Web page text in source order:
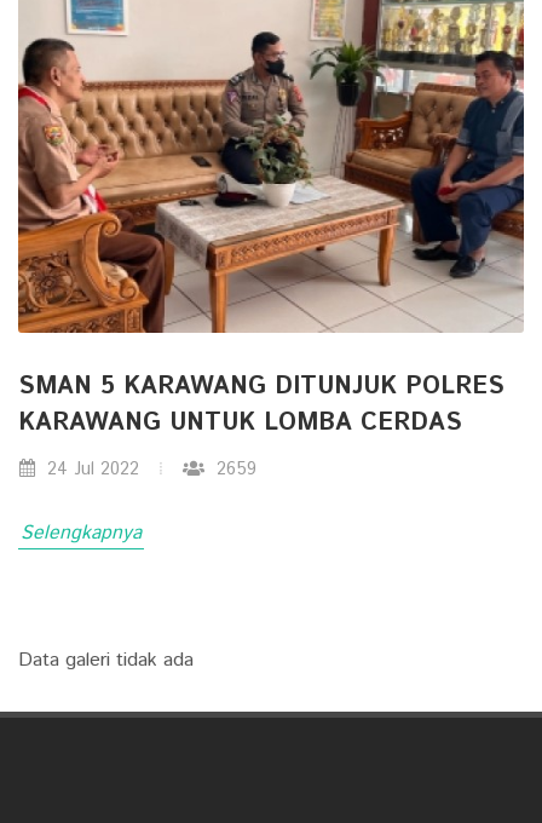
SMAN 5 KARAWANG DITUNJUK POLRES
KARAWANG UNTUK LOMBA CERDAS
24 Jul 2022 2659
Selengkapnya
Data galeri tidak ada